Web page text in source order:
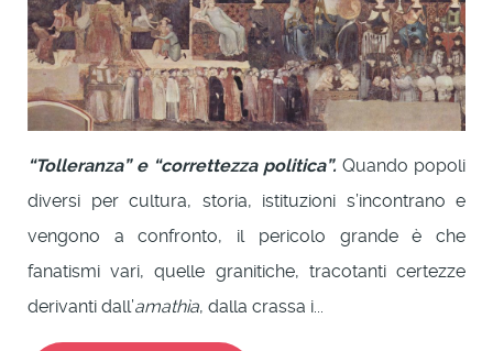
“Tolleranza” e “correttezza politica”. Quando popoli
diversi per cultura, storia, istituzioni s’incontrano e
vengono a confronto, il pericolo grande è che
fanatismi vari, quelle granitiche, tracotanti certezze
derivanti dall’amathìa, dalla crassa i...